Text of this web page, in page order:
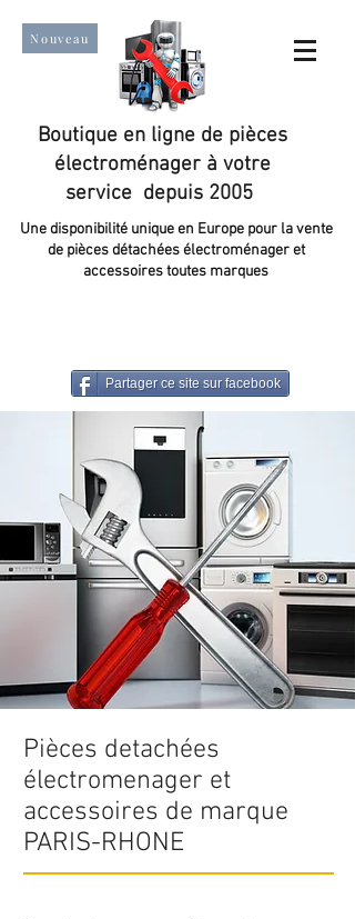
Nouveau
Boutique en ligne de pièces
électroménager à votre
service depuis 2005
Une disponibilité unique en Europe pour la vente
de pièces détachées électroménager et
accessoires toutes marques
Partager ce site sur facebook
Pièces detachées
électromenager et
accessoires de marque
PARIS-RHONE